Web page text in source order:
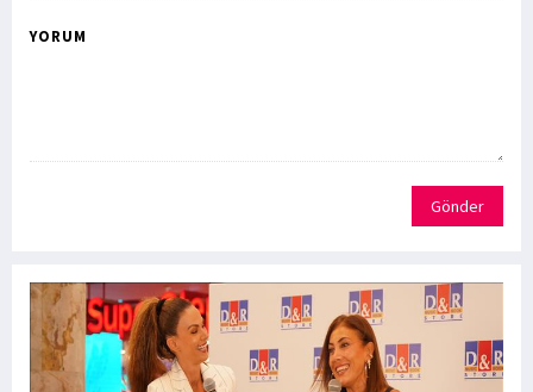
YORUM
Gönder